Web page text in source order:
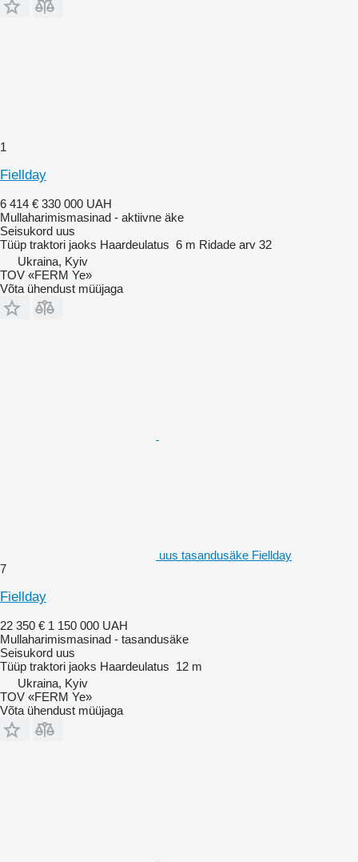
1
Fiellday
6 414 € 330 000 UAH
Mullaharimismasinad - aktiivne äke
Seisukord uus
Tüüp traktori jaoks Haardeulatus 6 m Ridade arv 32
Ukraina, Kyiv
TOV «FERM Ye»
Võta ühendust müüjaga
uus tasandusäke Fiellday
7
Fiellday
22 350 € 1 150 000 UAH
Mullaharimismasinad - tasandusäke
Seisukord uus
Tüüp traktori jaoks Haardeulatus 12 m
Ukraina, Kyiv
TOV «FERM Ye»
Võta ühendust müüjaga